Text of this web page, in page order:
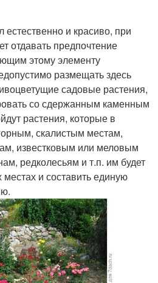
естественно и красиво, при
отдавать предпочтение
этому элементу
размещать здесь
садовые растения,
со сдержанным каменным
растения, которые в
скалистым местам,
известковым или меловым
редколесьям и т.п. им будет
местах и составить единую